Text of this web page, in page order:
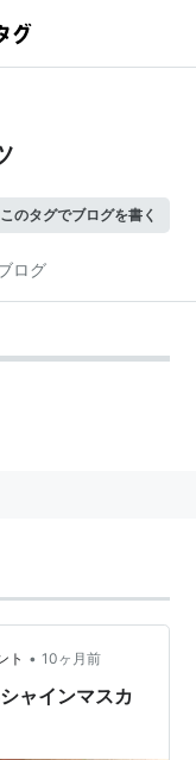
このタグでブログを書く
ログ
ト • 10ヶ月前
ャインマスカ